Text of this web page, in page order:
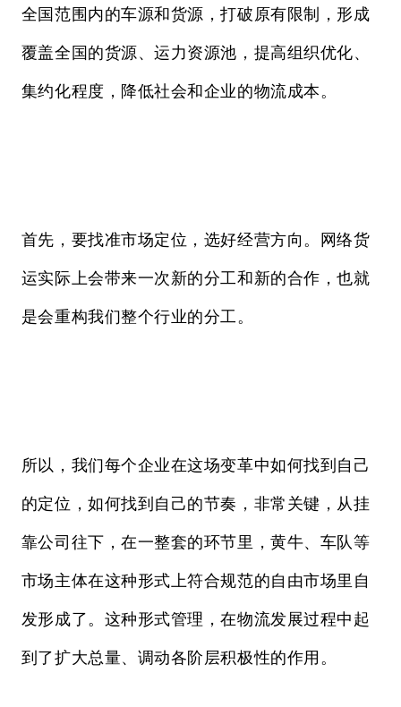
全国范围内的车源和货源，打破原有限制，形成
覆盖全国的货源、运力资源池，提高组织优化、
集约化程度，降低社会和企业的物流成本。
首先，要找准市场定位，选好经营方向。网络货
运实际上会带来一次新的分工和新的合作，也就
是会重构我们整个行业的分工。
所以，我们每个企业在这场变革中如何找到自己
的定位，如何找到自己的节奏，非常关键，从挂
靠公司往下，在一整套的环节里，黄牛、车队等
市场主体在这种形式上符合规范的自由市场里自
发形成了。这种形式管理，在物流发展过程中起
到了扩大总量、调动各阶层积极性的作用。